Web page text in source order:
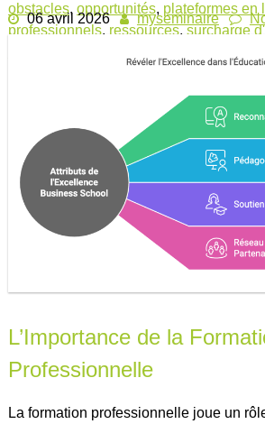
obstacles, opportunités, plateformes en
professionnels, ressources,surcharge
06 avril 2026 myseminaire
L’Importance de la
Professionnelle
La formation professionnelle joue un